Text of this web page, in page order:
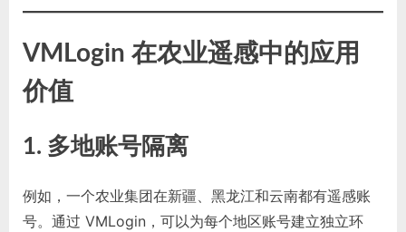
VMLogin 在农业遥感中的应用
价值
1. 多地账号隔离
例如，一个农业集团在新疆、黑龙江和云南都有遥感账
号。通过 VMLogin，可以为每个地区账号建立独立环